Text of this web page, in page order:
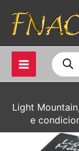
para
conteúdo
Light
e